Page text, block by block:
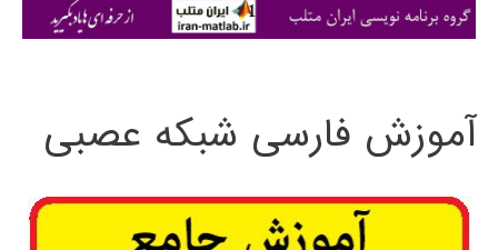
ی
آموزش فارسی شبکه عصبی